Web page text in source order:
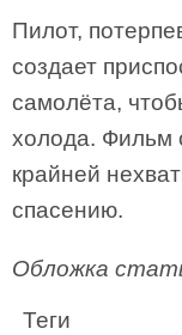
Пилот,
создает
самолёта,
холода. Фильм
крайней
спасению.
Обложка
Теги